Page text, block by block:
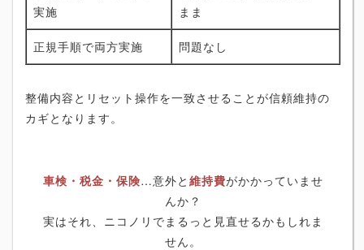
実施
まま
正規手順で両方実施 問題なし
整備内容とリセット操作を一致させることが信頼維持の
カギとなります。
車検・税金・保険…意外と 維持費がかかっていませ
んか？
実はそれ、ニコノリでまるっと見直せるかもしれま
せん。